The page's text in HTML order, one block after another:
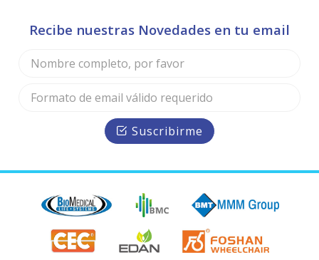
Recibe nuestras Novedades en tu email
Suscribirme